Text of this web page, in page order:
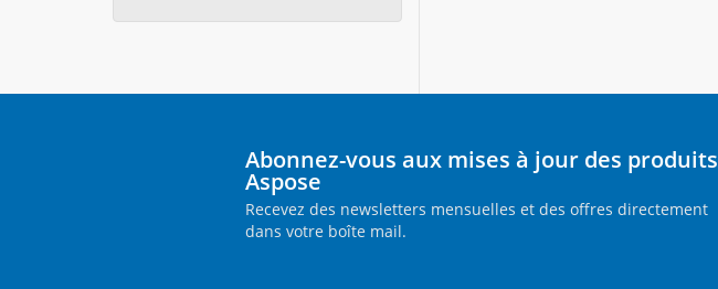
Abonnez-vous aux mises à jour des produits
Aspose
Recevez des newsletters mensuelles et des offres directement
dans votre boîte mail.